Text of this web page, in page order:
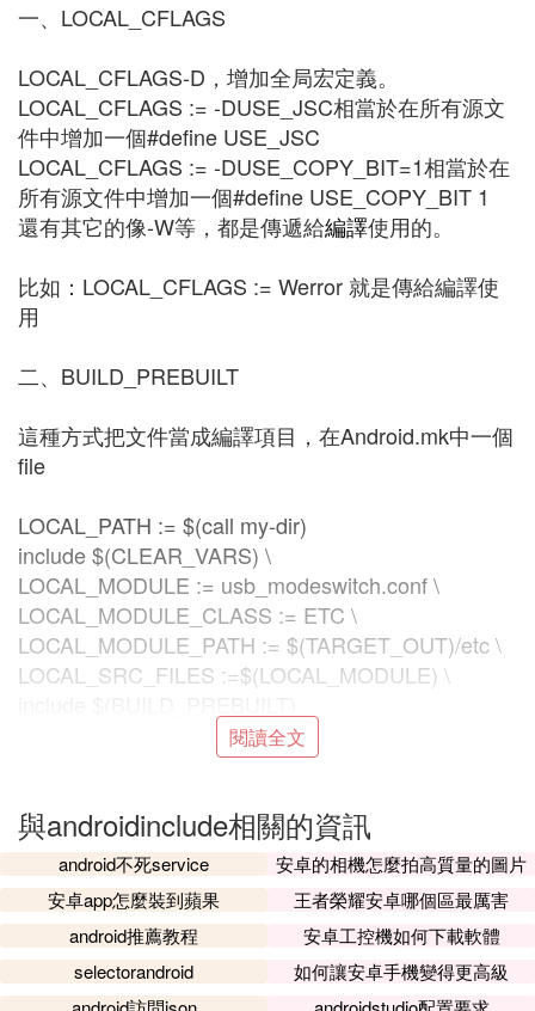
一、LOCAL_CFLAGS
LOCAL_CFLAGS-D，增加全局宏定義。
LOCAL_CFLAGS := -DUSE_JSC相當於在所有源文
件中增加一個#define USE_JSC
LOCAL_CFLAGS := -DUSE_COPY_BIT=1相當於在
所有源文件中增加一個#define USE_COPY_BIT 1
還有其它的像-W等，都是傳遞給編譯使用的。
比如：LOCAL_CFLAGS := Werror 就是傳給編譯使
用
二、BUILD_PREBUILT
這種方式把文件當成編譯項目，在Android.mk中一個
file
LOCAL_PATH := $(call my-dir)
include $(CLEAR_VARS) \
LOCAL_MODULE := usb_modeswitch.conf \
LOCAL_MODULE_CLASS := ETC \
LOCAL_MODULE_PATH := $(TARGET_OUT)/etc \
LOCAL_SRC_FILES :=$(LOCAL_MODULE) \
上面的就是 usb_modeswitch.conf 文件到 OUT 下面
上面所有的都說的是Copy File 但是如果需要 Copy
一個文件目錄下所有就需要另做操作了！
三、ACP
ACP描述的是一個Android專用的cp命令，在生成sys
tem.img鏡像文件的過程中是需要用到的。普通的cp
閱讀全文
與androidinclude相關的資訊
android不死service
安卓的相機怎麼拍高質量的圖片
安卓app怎麼裝到蘋果
王者榮耀安卓哪個區最厲害
android推薦教程
安卓工控機如何下載軟體
selectorandroid
如何讓安卓手機變得更高級